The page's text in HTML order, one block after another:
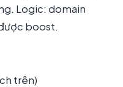
Logic: domain
boost.
trên)